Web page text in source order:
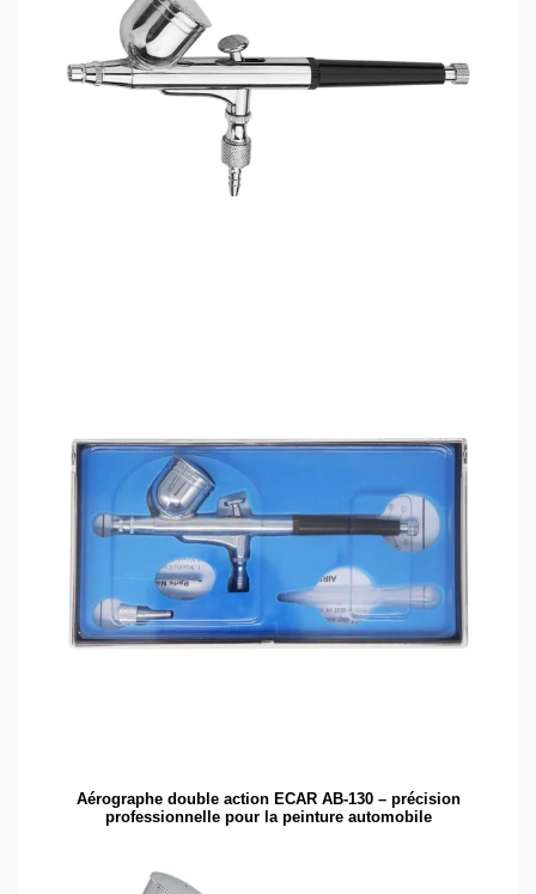
Aérographe double action ECAR AB-130 – précision
professionnelle pour la peinture automobile